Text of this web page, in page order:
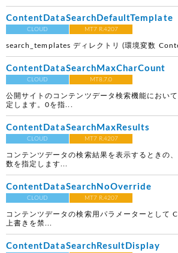
ContentDataSearchDefaultTemplate
CLOUD MT7 R.4207
search_templates ディレクトリ (環境変数
ContentDataSearchMaxCharCount
CLOUD MT8.7.0
公開サイトのコンテンツデータ検索機能におい
定します。0を指...
ContentDataSearchMaxResults
CLOUD MT7 R.4207
コンテンツデータの検索結果を表示するときの
数を指定します...
ContentDataSearchNoOverride
CLOUD MT7 R.4207
コンテンツデータの検索用パラメーターとして
上書きを禁...
ContentDataSearchResultDisplay